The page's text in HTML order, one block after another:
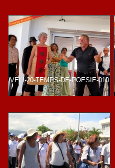
VELI-20-TEMPS-DE-POESIE-010